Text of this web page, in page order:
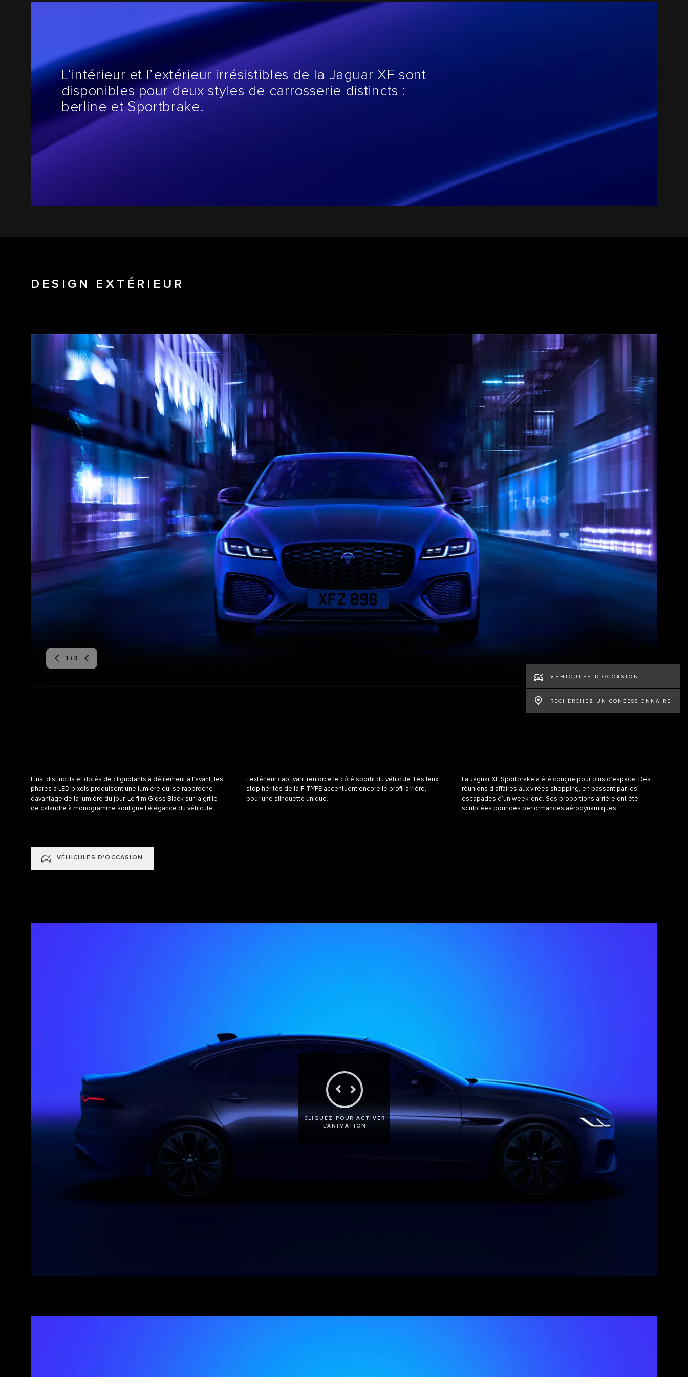
L’intérieur et l’extérieur irrésistibles de la Jaguar XF sont
disponibles pour deux styles de carrosserie distincts :
berline et Sportbrake.
DESIGN EXTÉRIEUR
1 / 3
Fins, distinctifs et dotés de clignotants à défilement à l’avant, les
phares à LED pixels produisent une lumière qui se rapproche
davantage de la lumière du jour. Le film Gloss Black sur la grille
de calandre à monogramme souligne l’élégance du véhicule.
L’extérieur captivant renforce le côté sportif du véhicule. Les feux
stop hérités de la F-TYPE accentuent encore le profil arrière,
pour une silhouette unique.
La Jaguar XF Sportbrake a été conçue pour plus d’espace. Des
réunions d’affaires aux virées shopping, en passant par les
escapades d’un week-end. Ses proportions arrière ont été
sculptées pour des performances aérodynamiques.
VÉHICULES D'OCCASION
CLIQUEZ POUR ACTIVER
L’ANIMATION
VÉHICULES D'OCCASION
RECHERCHEZ UN CONCESSIONNAIRE